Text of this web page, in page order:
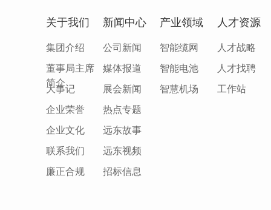
关于我们
集团介绍
董事局主席
简介
大事记
企业荣誉
企业文化
联系我们
廉正合规
新闻中心
公司新闻
媒体报道
展会新闻
热点专题
远东故事
远东视频
招标信息
产业领域
智能缆网
智能电池
智慧机场
人才资源
人才战略
人才找聘
工作站